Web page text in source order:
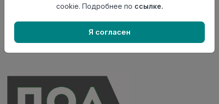
представленного на настоящем сайте. Проверяйте
в момент приобретения товара.
cookie. Подробнее по ссылке.
Я согласен